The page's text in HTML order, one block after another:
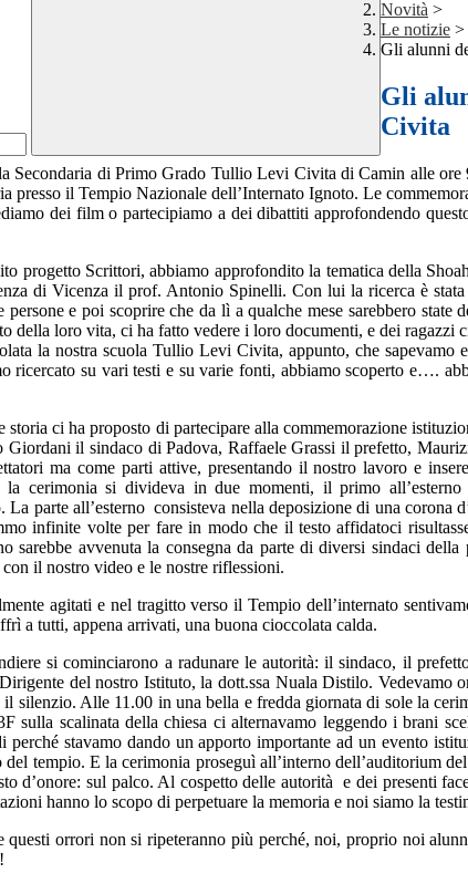
Novità >
Le notizie >
Gli alunni
Gli
Civita
di Primo Grado Tullio Levi Civita di Camin alle ore
presso il Tempio Nazionale dell’Internato Ignoto. Le
dei film o partecipiamo a dei dibattiti approfondendo
progetto Scrittori, abbiamo approfondito la tematica della
di Vicenza il prof. Antonio Spinelli. Con lui la ricerca è
e poi scoprire che da lì a qualche mese sarebbero
della loro vita, ci ha fatto vedere i loro documenti, e dei
la nostra scuola Tullio Levi Civita, appunto, che sapevamo
ricercato su vari testi e su varie fonti, abbiamo scoperto e….
ci ha proposto di partecipare alla commemorazione
il sindaco di Padova, Raffaele Grassi il prefetto,
ma come parti attive, presentando il nostro lavoro e
la cerimonia si divideva in due momenti, il primo
parte all’esterno consisteva nella deposizione di una
infinite volte per fare in modo che il testo affidatoci
sarebbe avvenuta la consegna da parte di diversi sindaci
il nostro video e le nostre riflessioni.
agitati e nel tragitto verso il Tempio dell’internato
a tutti, appena arrivati, una buona cioccolata calda.
si cominciarono a radunare le autorità: il sindaco, il
del nostro Istituto, la dott.ssa Nuala Distilo. Vedevamo
silenzio. Alle 11.00 in una bella e fredda giornata di sole la
sulla scalinata della chiesa ci alternavamo leggendo i brani
stavamo dando un apporto importante ad un evento
tempio. E la cerimonia proseguì all’interno dell’auditorium
d’onore: sul palco. Al cospetto delle autorità e dei presenti
hanno lo scopo di perpetuare la memoria e noi siamo la
questi orrori non si ripeteranno più perché, noi, proprio noi